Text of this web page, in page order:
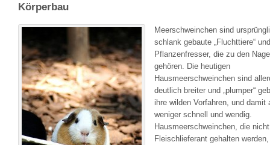
Körperbau
Meerschweinchen sind
schlank gebaute „Fluchttiere“
Pflanzenfresser, die zu den
gehören. Die heutigen
Hausmeerschweinchen sind
deutlich breiter und „plumper“
ihre wilden Vorfahren, und damit
weniger schnell und wendig.
Hausmeerschweinchen, die
Fleischlieferant gehalten